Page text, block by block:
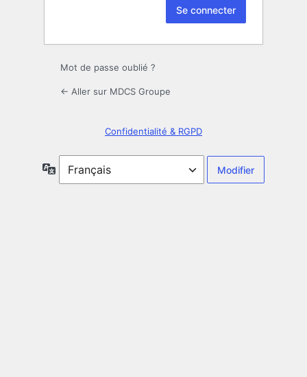
Mot de passe oublié ?
← Aller sur MDCS Groupe
Confidentialité & RGPD
Langue